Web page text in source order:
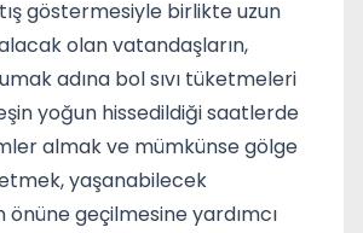
göstermesiyle birlikte uzun
olan vatandaşların,
adına bol sıvı tüketmeleri
yoğun hissedildiği saatlerde
almak ve mümkünse gölge
yaşanabilecek
önüne geçilmesine yardımcı